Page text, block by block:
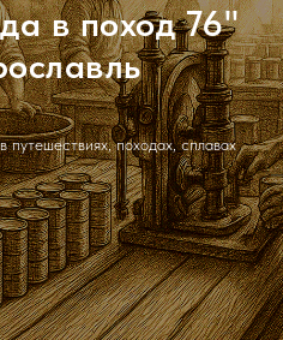
в поход 76"
походах, сплавах